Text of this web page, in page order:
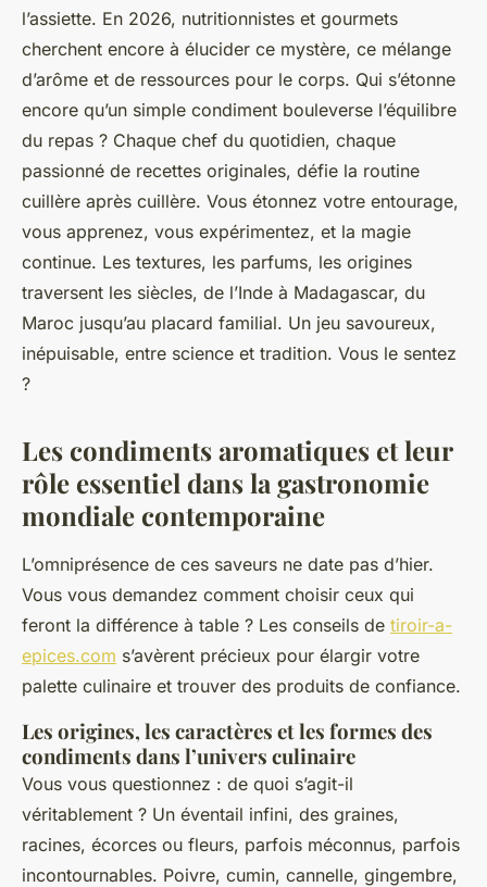
l’assiette. En 2026, nutritionnistes et gourmets
cherchent encore à élucider ce mystère, ce mélange
d’arôme et de ressources pour le corps. Qui s’étonne
encore qu’un simple condiment bouleverse l’équilibre
du repas ? Chaque chef du quotidien, chaque
passionné de recettes originales, défie la routine
cuillère après cuillère. Vous étonnez votre entourage,
vous apprenez, vous expérimentez, et la magie
continue. Les textures, les parfums, les origines
traversent les siècles, de l’Inde à Madagascar, du
Maroc jusqu’au placard familial. Un jeu savoureux,
inépuisable, entre science et tradition. Vous le sentez
?
Les condiments aromatiques et leur
rôle essentiel dans la gastronomie
mondiale contemporaine
L’omniprésence de ces saveurs ne date pas d’hier.
Vous vous demandez comment choisir ceux qui
feront la différence à table ? Les conseils de tiroir-a-
epices.com s’avèrent précieux pour élargir votre
palette culinaire et trouver des produits de confiance.
Les origines, les caractères et les formes des
condiments dans l’univers culinaire
Vous vous questionnez : de quoi s’agit-il
véritablement ? Un éventail infini, des graines,
racines, écorces ou fleurs, parfois méconnus, parfois
incontournables. Poivre, cumin, cannelle, gingembre,